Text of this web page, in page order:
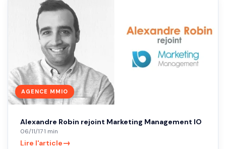
AGENCE MMIO
Alexandre Robin rejoint Marketing Management IO
06/11/17·1 min
Lire l'article→